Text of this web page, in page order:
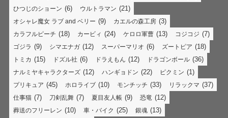
ひつじのショーン (6) ウルトラマン (21)
オシャレ魔女 ラブ and ベリー (9) カエルの森工房 (3)
カラフルピーチ (18) カービィ (24) ケロロ軍曹 (13) コジコジ (7)
ゴジラ (9) シマエナガ (12) スーパーマリオ (6) ズートピア (18)
トミカ (15) ドズル社 (6) ドラえもん (12) ドラゴンボール (36)
ナルミヤキャラクターズ (12) ハンギョドン (22) ピクミン (1)
プリキュア (45) ホロライブ (10) モンチッチ (33) リラックマ (37)
仕事猫 (7) 刀剣乱舞 (7) 夏目友人帳 (9) 恐竜 (12)
葬送のフリーレン (10) 車・バイク (25) 銀魂 (13)